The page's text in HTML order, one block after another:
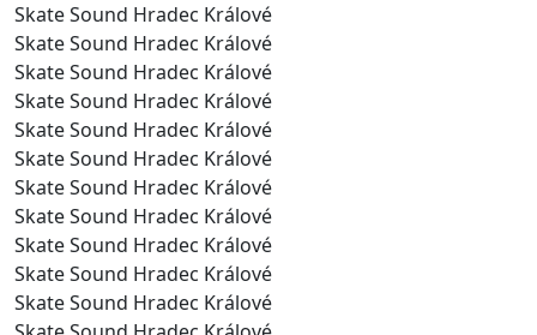
Skate Sound Hradec Králové
Skate Sound Hradec Králové
Skate Sound Hradec Králové
Skate Sound Hradec Králové
Skate Sound Hradec Králové
Skate Sound Hradec Králové
Skate Sound Hradec Králové
Skate Sound Hradec Králové
Skate Sound Hradec Králové
Skate Sound Hradec Králové
Skate Sound Hradec Králové